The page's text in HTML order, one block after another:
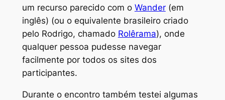
um recurso parecido com o Wander(em
inglês) (ou o equivalente brasileiro criado
pelo Rodrigo, chamado Rolêrama), onde
qualquer pessoa pudesse navegar
facilmente por todos os sites dos
participantes.
Durante o encontro também testei algumas